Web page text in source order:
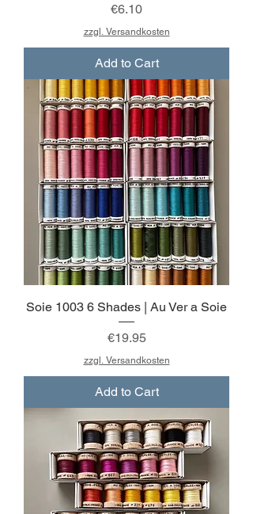
Price
€6.10
zzgl. Versandkosten
Add to Cart
Soie 1003 6 Shades | Au Ver a Soie
Price
€19.95
zzgl. Versandkosten
Add to Cart